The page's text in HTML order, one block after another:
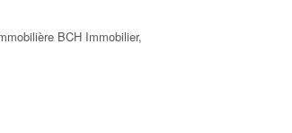
BCH Immobilier,